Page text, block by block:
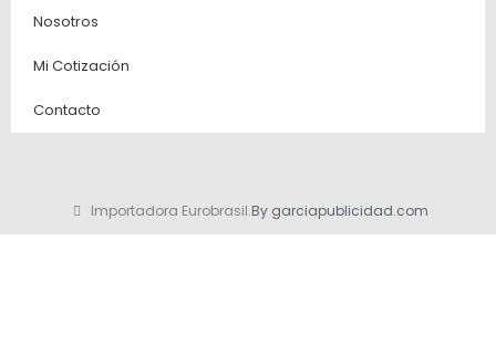
Nosotros
Mi Cotización
Contacto
Importadora Eurobrasil.By garciapublicidad.com